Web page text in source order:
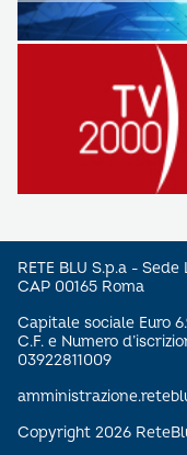
RETE BLU S.p.a -
CAP 00165 Roma
Capitale sociale Euro
C.F. e Numero
03922811009
Copyright 2026